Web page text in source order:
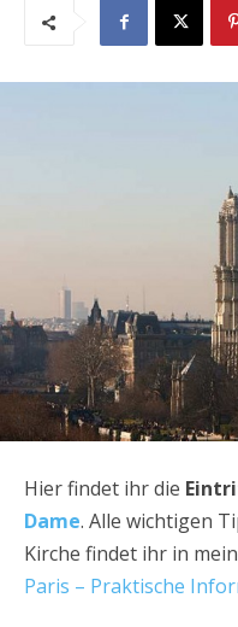
Hier findet ihr die
Dame. Alle wichtigen
Kirche findet ihr in
Paris – Praktische